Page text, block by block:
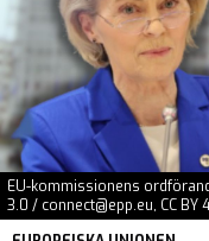
EU-kommissionens
3.0 / connect@epp.eu, CC BY